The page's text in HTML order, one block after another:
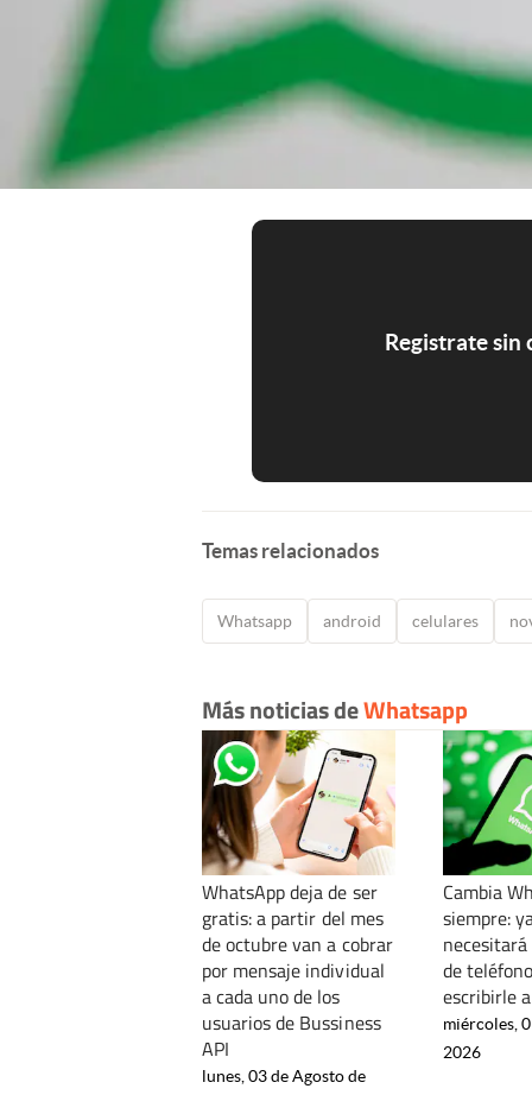
Registrate sin
Temas relacionados
Whatsapp android celulares
Más noticias deWhatsapp
WhatsApp deja de ser
gratis: a partir del mes
de octubre van a cobrar
por mensaje individual
a cada uno de los
usuarios de Bussiness
API
lunes, 03 de Agosto de
Cambia
siempre:
de
escribirle
miércoles,
2026